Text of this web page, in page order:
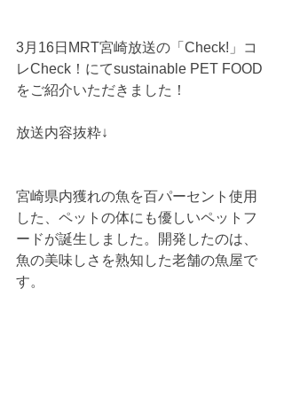
3月16日MRT宮崎放送の「Check!」コ
レCheck！にてsustainable PET FOOD
をご紹介いただきました！
放送内容抜粋↓
宮崎県内獲れの魚を百パーセント使用
した、ペットの体にも優しいペットフ
ードが誕生しました。開発したのは、
魚の美味しさを熟知した老舗の魚屋で
す。